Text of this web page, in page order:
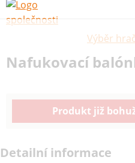
Výběr
Nafukovací
Produkt již
Detailní informace